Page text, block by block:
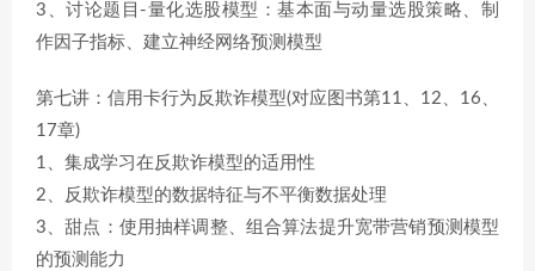
3、讨论题目-量化选股模型：基本面与动量选股策略、制
作因子指标、建立神经网络预测模型
第七讲：信用卡行为反欺诈模型(对应图书第11、12、16、
17章)
1、集成学习在反欺诈模型的适用性
2、反欺诈模型的数据特征与不平衡数据处理
3、甜点：使用抽样调整、组合算法提升宽带营销预测模型
的预测能力